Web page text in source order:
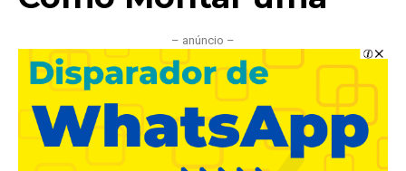
– anúncio –